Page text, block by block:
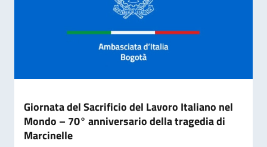
Giornata del Sacrificio del Lavoro Italiano nel
Mondo – 70° anniversario della tragedia di
Marcinelle